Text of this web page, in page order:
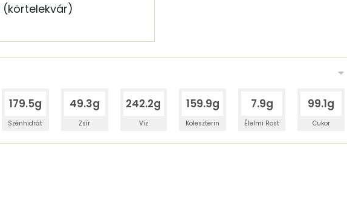
(körtelekvár)
179.5g
Szénhidrát
49.3g
Zsír
242.2g
Víz
159.9g
Koleszterin
7.9g
Élelmi Rost
99.1g
Cukor